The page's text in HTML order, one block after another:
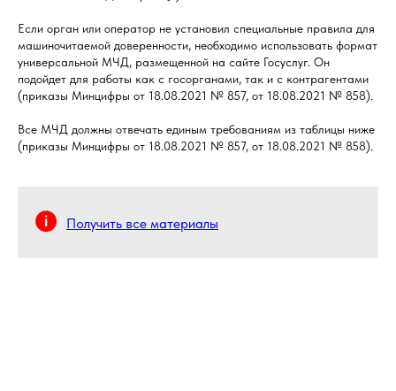
Если орган или оператор не установил специальные правила для
машиночитаемой доверенности, необходимо использовать формат
универсальной МЧД, размещенной на сайте Госуслуг. Он
подойдет для работы как с госорганами, так и с контрагентами
(приказы Минцифры от 18.08.2021 № 857, от 18.08.2021 № 858).
Все МЧД должны отвечать единым требованиям из таблицы ниже
(приказы Минцифры от 18.08.2021 № 857, от 18.08.2021 № 858).
Получить все материалы